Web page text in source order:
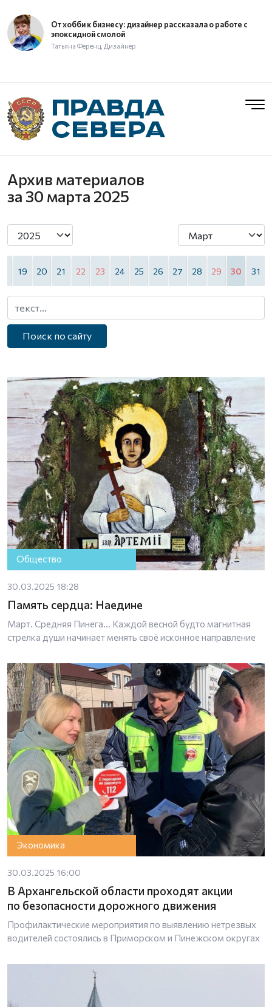
От хобби к бизнесу: дизайнер рассказала о работе с
эпоксидной смолой
Татьяна Ференц, Дизайнер
Архив материалов
за 30 марта 2025
19 20 21 22 23 24 25 26 27 28 29 30 31
Поиск по сайту
Общество
30.03.2025 18:28
Память сердца: Наедине
Март. Средняя Пинега… Каждой весной будто магнитная
стрелка души начинает менять своё исконное направление
Экономика
30.03.2025 16:00
В Архангельской области проходят акции
по безопасности дорожного движения
Профилактические мероприятия по выявлению нетрезвых
водителей состоялись в Приморском и Пинежском округах